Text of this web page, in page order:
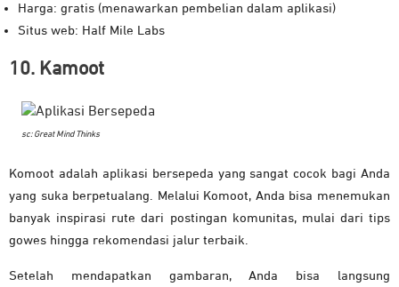
Harga: gratis (menawarkan pembelian dalam aplikasi)
Situs web: Half Mile Labs
10. Kamoot
sc: Great Mind Thinks
Komoot adalah aplikasi bersepeda yang sangat cocok bagi Anda
yang suka berpetualang. Melalui Komoot, Anda bisa menemukan
banyak inspirasi rute dari postingan komunitas, mulai dari tips
gowes hingga rekomendasi jalur terbaik.
Setelah mendapatkan gambaran, Anda bisa langsung